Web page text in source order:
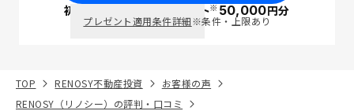
初回面談で ポイント※50,000円分
プレゼント適用条件詳細※条件・上限あり
TOP RENOSY不動産投資
お客様の声
RENOSY（リノシー）の評判・口コミ